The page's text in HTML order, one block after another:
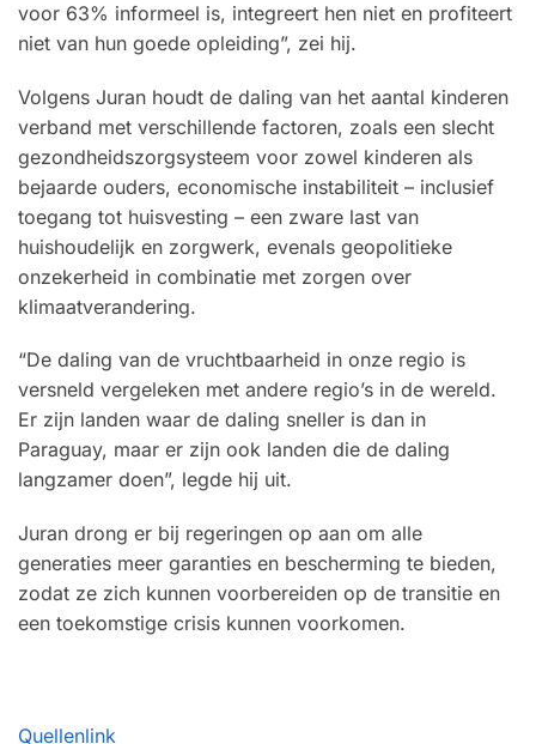
voor 63% informeel is, integreert hen niet en profiteert
niet van hun goede opleiding”, zei hij.
Volgens Juran houdt de daling van het aantal kinderen
verband met verschillende factoren, zoals een slecht
gezondheidszorgsysteem voor zowel kinderen als
bejaarde ouders, economische instabiliteit – inclusief
toegang tot huisvesting – een zware last van
huishoudelijk en zorgwerk, evenals geopolitieke
onzekerheid in combinatie met zorgen over
klimaatverandering.
“De daling van de vruchtbaarheid in onze regio is
versneld vergeleken met andere regio’s in de wereld.
Er zijn landen waar de daling sneller is dan in
Paraguay, maar er zijn ook landen die de daling
langzamer doen”, legde hij uit.
Juran drong er bij regeringen op aan om alle
generaties meer garanties en bescherming te bieden,
zodat ze zich kunnen voorbereiden op de transitie en
een toekomstige crisis kunnen voorkomen.
Quellenlink